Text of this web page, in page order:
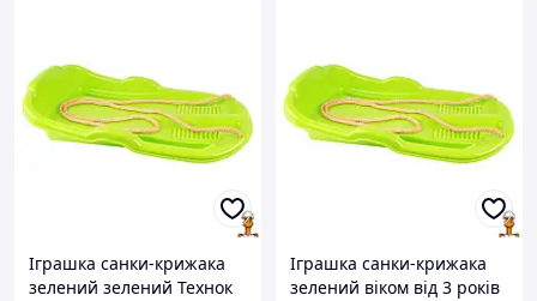
Іграшка санки-крижака
зелений зелений Технок
Іграшка санки-крижака
зелений віком від 3 років